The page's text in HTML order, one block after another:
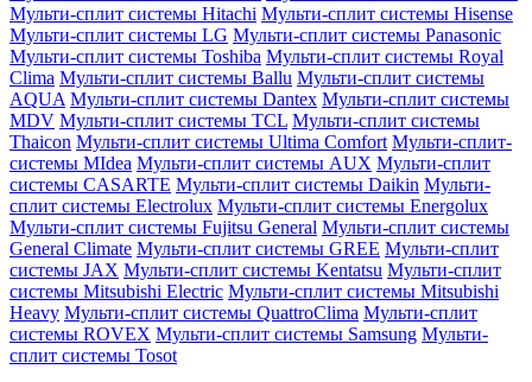
Мульти-сплит системы Hitachi Мульти-сплит системы Hisense
Мульти-сплит системы LG Мульти-сплит системы Panasonic
Мульти-сплит системы Toshiba Мульти-сплит системы Royal
Clima Мульти-сплит системы Ballu Мульти-сплит системы
AQUA Мульти-сплит системы Dantex Мульти-сплит системы
MDV Мульти-сплит системы TCL Мульти-сплит системы
Thaicon Мульти-сплит системы Ultima Comfort Мульти-сплит-
системы MIdea Мульти-сплит системы AUX Мульти-сплит
системы CASARTE Мульти-сплит системы Daikin Мульти-
сплит системы Electrolux Мульти-сплит системы Energolux
Мульти-сплит системы Fujitsu General Мульти-сплит системы
General Climate Мульти-сплит системы GREE Мульти-сплит
системы JAX Мульти-сплит системы Kentatsu Мульти-сплит
системы Mitsubishi Electric Мульти-сплит системы Mitsubishi
Heavy Мульти-сплит системы QuattroClima Мульти-сплит
системы ROVEX Мульти-сплит системы Samsung Мульти-
сплит системы Tosot